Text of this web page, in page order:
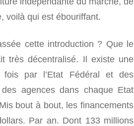
voilà qui est ébouriffant.
cette introduction ? Que le
très décentralisé. Il existe une
par l’Etat Fédéral et des
agences dans chaque Etat
bout à bout, les financements
Par an. Dont 133 millions